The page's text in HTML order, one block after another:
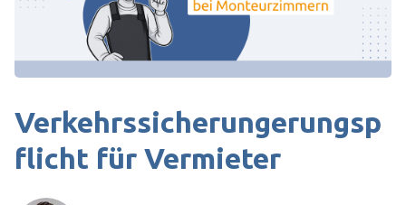
Verkehrssicherungerungsp
flicht für Vermieter